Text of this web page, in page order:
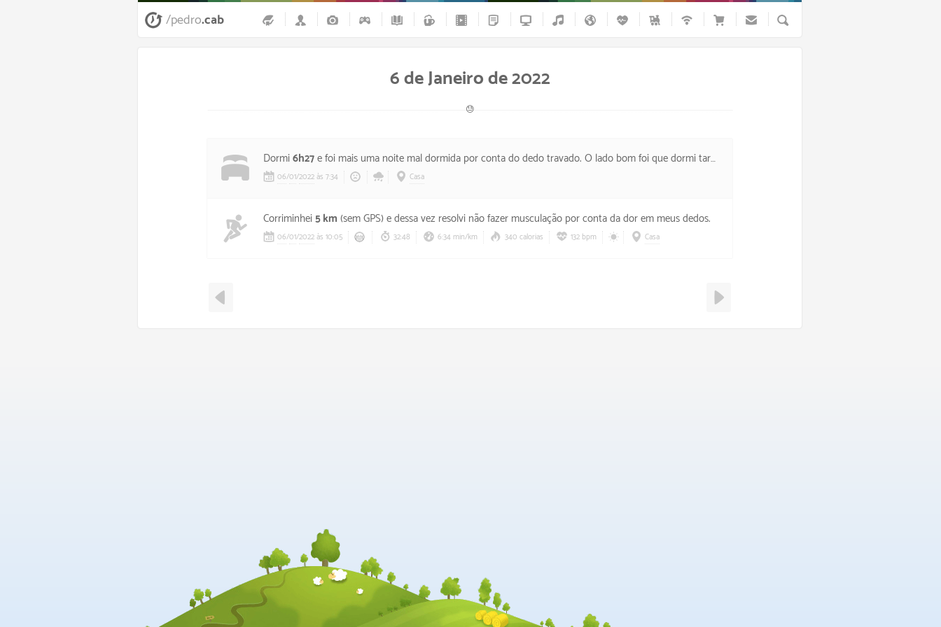
/pedro.cab
6 de Janeiro de 2022
😓
Dormi6h27e foi mais uma noite mal dormida por conta do dedo travado. O lado bom foi que dormi tarde e vi masterchef na live de Hasan.
06/01/2022 às 7:34 Casa
Corriminhei5 km (sem GPS) e dessa vez resolvi não fazer musculação por conta da dor em meus dedos.
06/01/2022às 10:05 32:48 6:34 min/km 340 calorias 132 bpm Casa